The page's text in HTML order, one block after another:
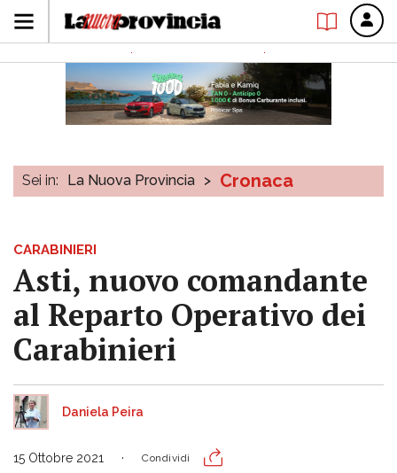
Sei in: La Nuova Provincia > Cronaca
CARABINIERI
Asti, nuovo comandante
al Reparto Operativo dei
Carabinieri
Daniela Peira
15 Ottobre 2021 Condividi